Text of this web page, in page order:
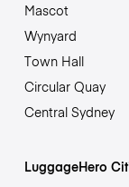
Mascot
Wynyard
Town Hall
Circular Quay
Central Sydney
LuggageHero